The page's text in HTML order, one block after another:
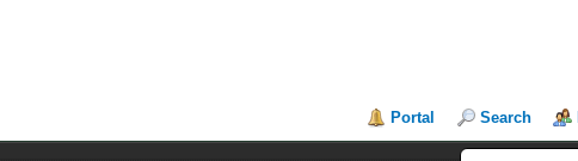
Portal Search